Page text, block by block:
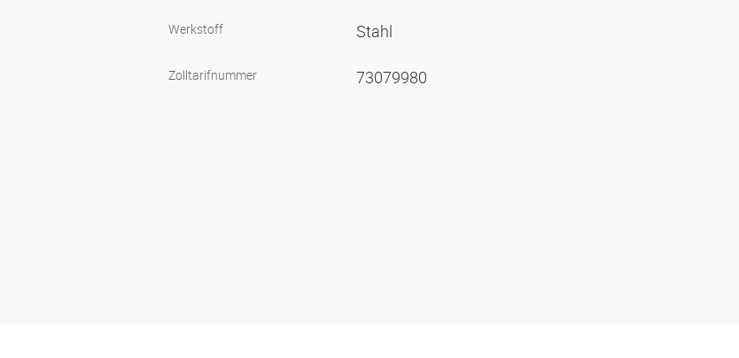
Werkstoff Stahl
Zolltarifnummer 73079980